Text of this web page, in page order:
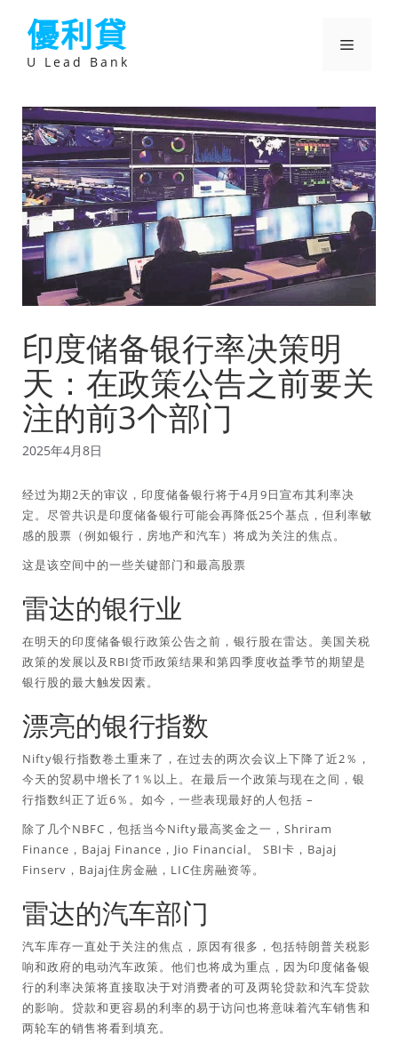
優利貸
U Lead Bank
選
印度储备银行率决策明
天：在政策公告之前要关
注的前3个部门
2025年4月8日
经过为期2天的审议，印度储备银行将于4月9日宣布其利率决
定。尽管共识是印度储备银行可能会再降低25个基点，但利率敏
感的股票（例如银行，房地产和汽车）将成为关注的焦点。
这是该空间中的一些关键部门和最高股票
雷达的银行业
在明天的印度储备银行政策公告之前，银行股在雷达。美国关税
政策的发展以及RBI货币政策结果和第四季度收益季节的期望是
银行股的最大触发因素。
漂亮的银行指数
Nifty银行指数卷土重来了，在过去的两次会议上下降了近2％，
今天的贸易中增长了1％以上。在最后一个政策与现在之间，银
行指数纠正了近6％。如今，一些表现最好的人包括 –
除了几个NBFC，包括当今Nifty最高奖金之一，Shriram
Finance，Bajaj Finance，Jio Financial。 SBI卡，Bajaj
Finserv，Bajaj住房金融，LIC住房融资等。
雷达的汽车部门
汽车库存一直处于关注的焦点，原因有很多，包括特朗普关税影
响和政府的电动汽车政策。他们也将成为重点，因为印度储备银
行的利率决策将直接取决于对消费者的可及两轮贷款和汽车贷款
的影响。贷款和更容易的利率的易于访问也将意味着汽车销售和
两轮车的销售将看到填充。